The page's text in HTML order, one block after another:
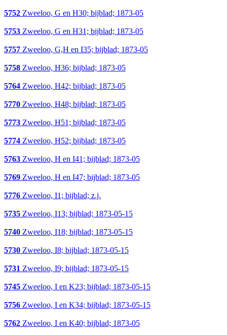
5752 Zweeloo, G en H30; bijblad; 1873-05
5753 Zweeloo, G en H31; bijblad; 1873-05
5757 Zweeloo, G,H en I35; bijblad; 1873-05
5758 Zweeloo, H36; bijblad; 1873-05
5764 Zweeloo, H42; bijblad; 1873-05
5770 Zweeloo, H48; bijblad; 1873-05
5773 Zweeloo, H51; bijblad; 1873-05
5774 Zweeloo, H52; bijblad; 1873-05
5763 Zweeloo, H en I41; bijblad; 1873-05
5769 Zweeloo, H en I47; bijblad; 1873-05
5776 Zweeloo, I1; bijblad; z.j.
5735 Zweeloo, I13; bijblad; 1873-05-15
5740 Zweeloo, I18; bijblad; 1873-05-15
5730 Zweeloo, I8; bijblad; 1873-05-15
5731 Zweeloo, I9; bijblad; 1873-05-15
5745 Zweeloo, I en K23; bijblad; 1873-05-15
5756 Zweeloo, I en K34; bijblad; 1873-05-15
5762 Zweeloo, I en K40; bijblad; 1873-05